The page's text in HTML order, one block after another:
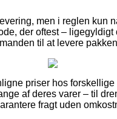
men i reglen kun
der oftest – ligegyldigt
til at levere
priser hos
af deres varer – til
fragt uden